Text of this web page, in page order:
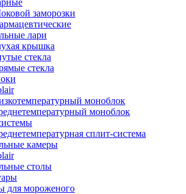
заморозки
лари
крышка
стекла
стекла
моноблок
моноблок
сплит-система
камеры
столы
для мороженого